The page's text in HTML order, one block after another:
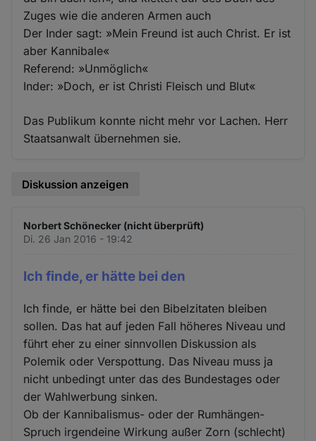
Zuges wie die anderen Armen auch
Der Inder sagt: »Mein Freund ist auch Christ. Er ist
aber Kannibale«
Referend: »Unmöglich«
Inder: »Doch, er ist Christi Fleisch und Blut«
Das Publikum konnte nicht mehr vor Lachen. Herr
Staatsanwalt übernehmen sie.
Diskussion anzeigen
Norbert Schönecker (nicht überprüft)
Di. 26 Jan 2016 - 19:42
Ich finde, er hätte bei den
Ich finde, er hätte bei den Bibelzitaten bleiben
sollen. Das hat auf jeden Fall höheres Niveau und
führt eher zu einer sinnvollen Diskussion als
Polemik oder Verspottung. Das Niveau muss ja
nicht unbedingt unter das des Bundestages oder
der Wahlwerbung sinken.
Ob der Kannibalismus- oder der Rumhängen-
Spruch irgendeine Wirkung außer Zorn (schlecht)